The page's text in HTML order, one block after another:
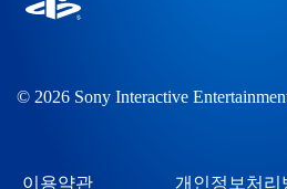
© 2026 Sony Interactive
이용약관 개인정보처리